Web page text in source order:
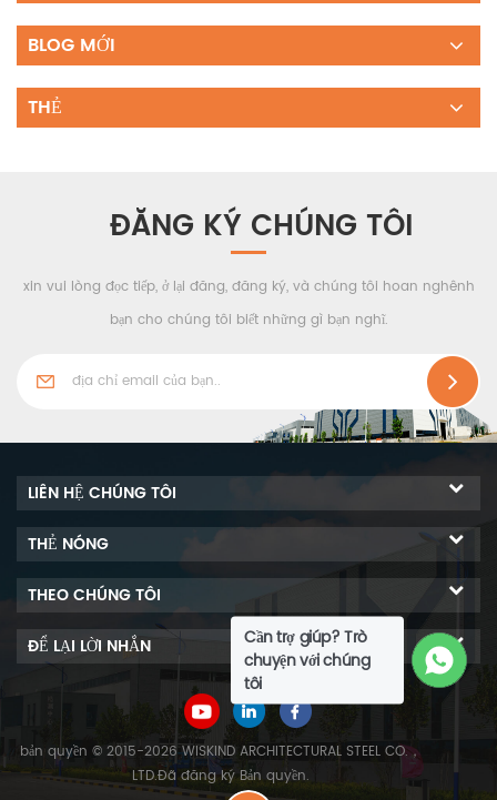
BLOG MỚI
THẺ
ĐĂNG KÝ CHÚNG TÔI
xin vui lòng đọc tiếp, ở lại đăng, đăng ký, và chúng tôi hoan nghênh
bạn cho chúng tôi biết những gì bạn nghĩ.
Cần trợ giúp? Trò
chuyện với chúng
tôi
LIÊN HỆ CHÚNG TÔI
THẺ NÓNG
THEO CHÚNG TÔI
ĐỂ LẠI LỜI NHẮN
bản quyền © 2015-2026 WISKIND ARCHITECTURAL STEEL CO.，
LTD.Đã đăng ký Bản quyền.